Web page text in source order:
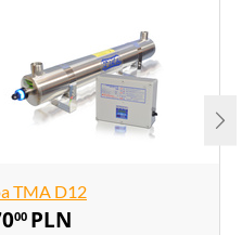
TMA D12
00 PLN